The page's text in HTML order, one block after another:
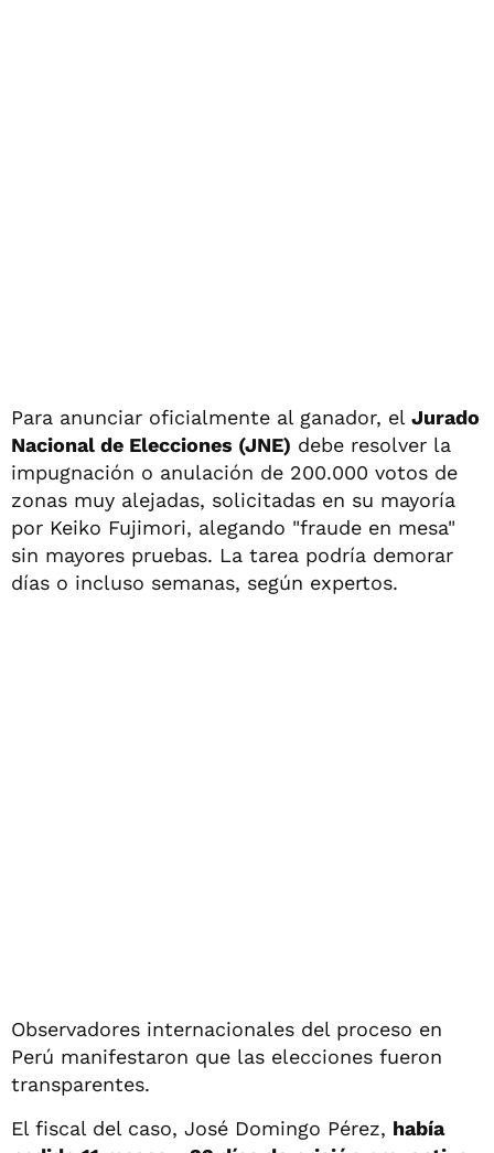
Para anunciar oficialmente al ganador, el Jurado
Nacional de Elecciones (JNE) debe resolver la
impugnación o anulación de 200.000 votos de
zonas muy alejadas, solicitadas en su mayoría
por Keiko Fujimori, alegando "fraude en mesa"
sin mayores pruebas. La tarea podría demorar
días o incluso semanas, según expertos.
Observadores internacionales del proceso en
Perú manifestaron que las elecciones fueron
transparentes.
El fiscal del caso, José Domingo Pérez, había